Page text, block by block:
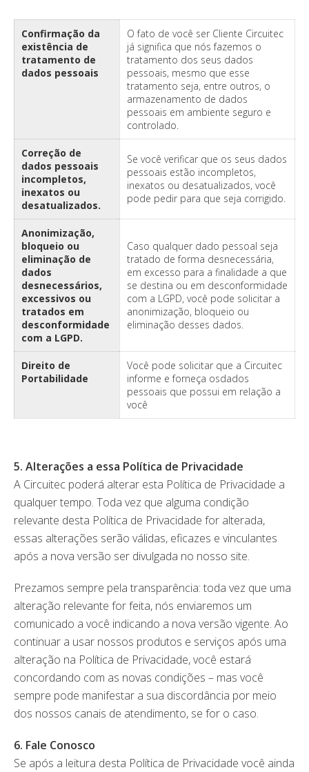
Confirmação da
existência de
tratamento de
dados pessoais
O fato de você ser Cliente Circuitec
já significa que nós fazemos o
tratamento dos seus dados
pessoais, mesmo que esse
tratamento seja, entre outros, o
armazenamento de dados
pessoais em ambiente seguro e
controlado.
Correção de
dados pessoais
incompletos,
inexatos ou
desatualizados.
Se você verificar que os seus dados
pessoais estão incompletos,
inexatos ou desatualizados, você
pode pedir para que seja corrigido.
Anonimização,
bloqueio ou
eliminação de
dados
desnecessários,
excessivos ou
tratados em
desconformidade
com a LGPD.
Caso qualquer dado pessoal seja
tratado de forma desnecessária,
em excesso para a finalidade a que
se destina ou em desconformidade
com a LGPD, você pode solicitar a
anonimização, bloqueio ou
eliminação desses dados.
Direito de
Portabilidade
Você pode solicitar que a Circuitec
informe e forneça osdados
pessoais que possui em relação a
você
5. Alterações a essa Política de Privacidade
A Circuitec poderá alterar esta Política de Privacidade a
qualquer tempo. Toda vez que alguma condição
relevante desta Política de Privacidade for alterada,
essas alterações serão válidas, eficazes e vinculantes
após a nova versão ser divulgada no nosso site.
Prezamos sempre pela transparência: toda vez que uma
alteração relevante for feita, nós enviaremos um
comunicado a você indicando a nova versão vigente. Ao
continuar a usar nossos produtos e serviços após uma
alteração na Política de Privacidade, você estará
concordando com as novas condições – mas você
sempre pode manifestar a sua discordância por meio
dos nossos canais de atendimento, se for o caso.
6. Fale Conosco
Se após a leitura desta Política de Privacidade você ainda